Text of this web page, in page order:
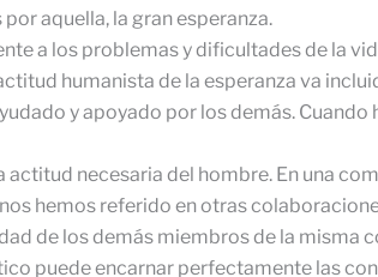
aquella, la gran esperanza.
a los problemas y dificultades de la
humanista de la esperanza va
y apoyado por los demás.
necesaria del hombre. En una
hemos referido en otras
de los demás miembros de la misma
puede encarnar perfectamente las